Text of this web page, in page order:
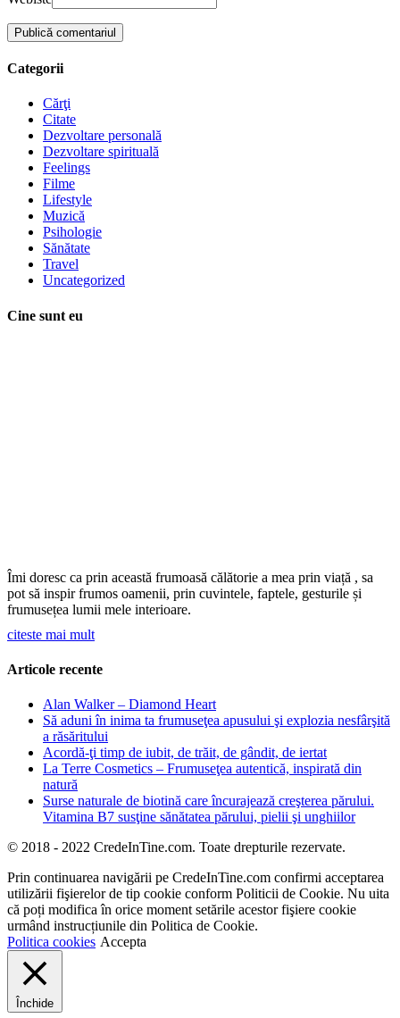
Categorii
Cărţi
Citate
Dezvoltare personală
Dezvoltare spirituală
Feelings
Filme
Lifestyle
Muzică
Psihologie
Sănătate
Travel
Uncategorized
Cine sunt eu
Îmi doresc ca prin această frumoasă călătorie a mea prin viață , sa
pot să inspir frumos oamenii, prin cuvintele, faptele, gesturile și
frumusețea lumii mele interioare.
citeste mai mult
Articole recente
Alan Walker – Diamond Heart
Să aduni în inima ta frumuseţea apusului şi explozia nesfârşită
a răsăritului
Acordă-ţi timp de iubit, de trăit, de gândit, de iertat
La Terre Cosmetics – Frumuseţea autentică, inspirată din
natură
Surse naturale de biotină care încurajează creşterea părului.
Vitamina B7 susţine sănătatea părului, pielii şi unghiilor
© 2018 - 2022 CredeInTine.com. Toate drepturile rezervate.
Prin continuarea navigării pe CredeInTine.com confirmi acceptarea
utilizării fişierelor de tip cookie conform Politicii de Cookie. Nu uita
că poți modifica în orice moment setările acestor fişiere cookie
urmând instrucțiunile din Politica de Cookie.
Politica cookies Accepta
Închide